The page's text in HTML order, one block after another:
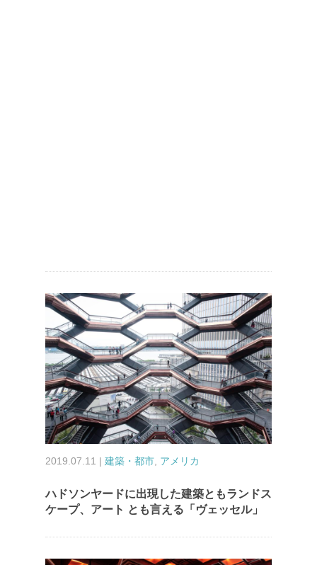
2019.07.11 | 建築・都市 アメリカ
ハドソンヤードに出現した建築ともランドス
ケープ、アート とも言える「ヴェッセル」